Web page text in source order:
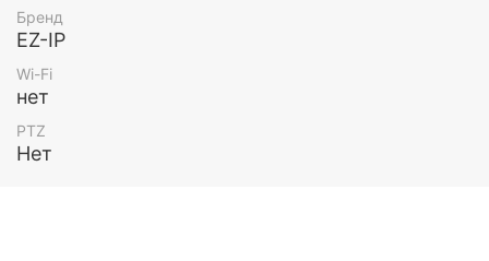
Бренд
EZ-IP
Wi-Fi
нет
PTZ
Нет